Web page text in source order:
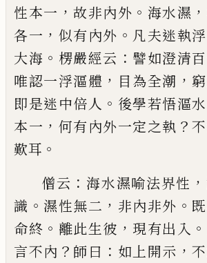
性本一 ，故非內外 。 海水濕 ，
各一 ， 似有內外 。 凡夫迷執
大海 。 楞嚴經云 ： 譬如澄清
唯認一浮漚體 ， 目為全潮 ，
即是迷中倍人 。 後學若悟漚水
本一 ， 何有內外一定之執 ？不
歎耳 。
僧云 ： 海水濕喻法界性 ，
識 。 濕性無二 ， 非內非外 。
命終 。 離此生彼 ， 現有出入 。
言不內 ？ 師曰 ： 如上開示 ，